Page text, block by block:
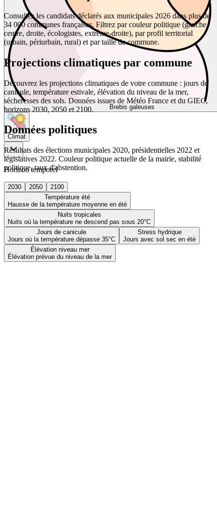
Brebis galeuses
Climat
Horizon temporel
2030 2050
2100
Température été
Hausse de la température moyenne en été
Nuits tropicales
Nuits où la température ne descend pas sous 20°C
Jours de canicule
Jours où la température dépasse 35°C
Stress hydrique
Jours avec sol sec en été
Élévation niveau mer
Élévation prévue du niveau de la mer
Consultez les candidats déclarés aux municipales 2026 dans plus de
34 000 communes françaises. Filtrez par couleur politique (gauche,
centre, droite, écologistes, extrême-droite), par profil territorial
(urbain, périurbain, rural) et par taille de commune.
Projections climatiques par commune
Découvrez les projections climatiques de votre commune : jours de
canicule, température estivale, élévation du niveau de la mer,
sécheresses des sols. Données issues de Météo France et du GIEC,
horizons 2030, 2050 et 2100.
Données politiques
Résultats des élections municipales 2020, présidentielles 2022 et
législatives 2022. Couleur politique actuelle de la mairie, stabilité
politique, taux d'abstention.